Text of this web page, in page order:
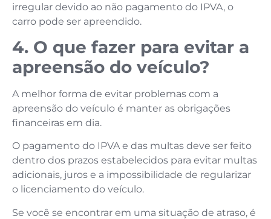
irregular devido ao não pagamento do IPVA, o
carro pode ser apreendido.
4. O que fazer para evitar a
apreensão do veículo?
A melhor forma de evitar problemas com a
apreensão do veículo é manter as obrigações
financeiras em dia.
O pagamento do IPVA e das multas deve ser feito
dentro dos prazos estabelecidos para evitar multas
adicionais, juros e a impossibilidade de regularizar
o licenciamento do veículo.
Se você se encontrar em uma situação de atraso, é